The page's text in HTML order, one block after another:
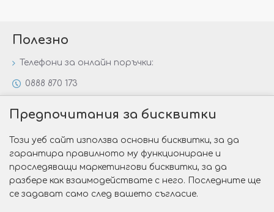
Полезно
Телефони за онлайн поръчки:
0888 870 173
Специални предложения
Защо да изберете Victoria Gold&Silver?
Как да изберем годежен пръстен?
Предпочитания за бисквитки
Този уеб сайт използва основни бисквитки, за да
гарантира правилното му функциониране и
проследяващи маркетингови бисквитки, за да
разбере как взаимодействате с него. Последните ще
се задават само след вашето съгласие.